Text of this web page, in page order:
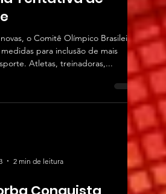
o Comitê Olímpico Brasileiro
para inclusão de mais
Atletas, treinadoras,...
2 min de leitura